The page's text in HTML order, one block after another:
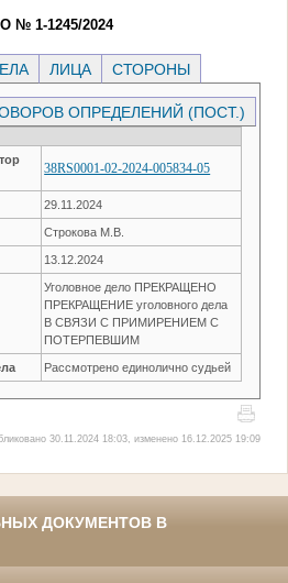
№ 1-1245/2024
ЛИЦА СТОРОНЫ
ОПРЕДЕЛЕНИЙ (ПОСТ.)
38RS0001-02-2024-005834-05
29.11.2024
Строкова М.В.
13.12.2024
Уголовное дело ПРЕКРАЩЕНО
ПРЕКРАЩЕНИЕ уголовного дела
В СВЯЗИ С ПРИМИРЕНИЕМ С
ПОТЕРПЕВШИМ
Рассмотрено единолично судьей
30.11.2024 18:03, изменено 16.12.2025 19:09
ДОКУМЕНТОВ В